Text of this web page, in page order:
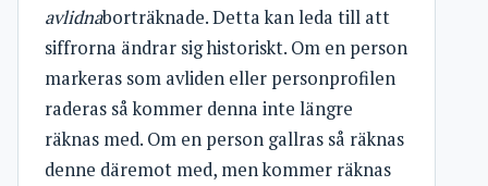
avlidnaborträknade. Detta kan leda till att
siffrorna ändrar sig historiskt. Om en person
markeras som avliden eller personprofilen
raderas så kommer denna inte längre
räknas med. Om en person gallras så räknas
denne däremot med, men kommer räknas